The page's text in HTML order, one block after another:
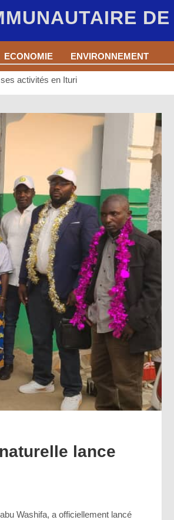
DE
ECONOMIE ENVIRONNEMENT
activités en Ituri
lance
Washifa, a officiellement lancé